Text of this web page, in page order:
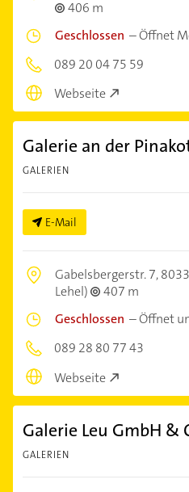
406 m
Geschlossen –Öffnet
089 20 04 75 59
Webseite
Galerie an der
GALERIEN
E-Mail
Gabelsbergerstr. 7,
Lehel)
407 m
Geschlossen –Öffnet
089 28 80 77 43
Webseite
Galerie Leu GmbH &
GALERIEN